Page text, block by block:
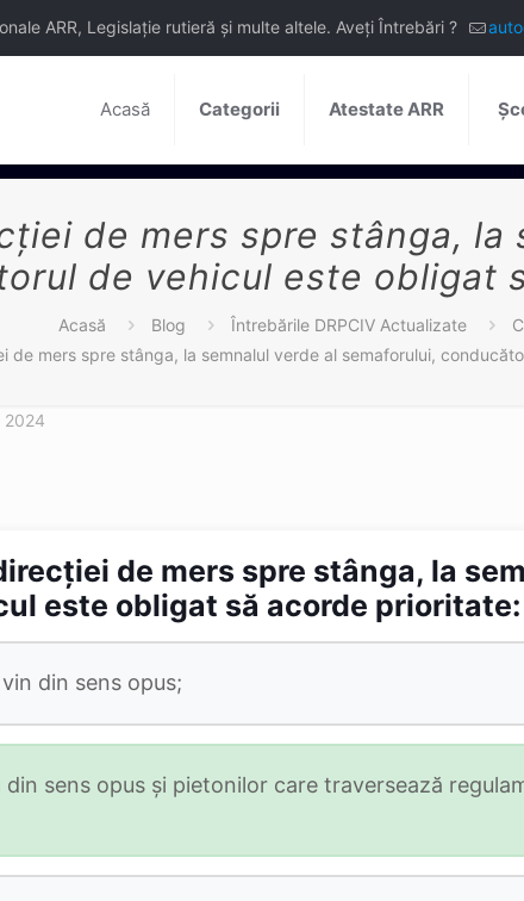
ARR, Legislație rutieră și multe altele. Aveți Întrebări ?
Acasă Categorii Atestate ARR
de mers spre stânga, la
de vehicul este obligat
Acasă Blog Întrebările DRPCIV Actualizate
de mers spre stânga, la semnalul verde al semaforului,
2024
de mers spre stânga, la
este obligat să acorde prioritate:
din sens opus;
sens opus și pietonilor care traversează